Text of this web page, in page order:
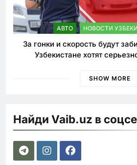
АВТО НОВОСТИ
За гонки и скорость будут
Узбекистане хотят
SHOW MORE
Найди Vaib.uz в